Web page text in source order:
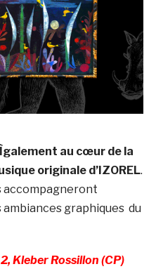
au cœur de la
originale d’IZOREL.
accompagneront
graphiques du
Kleber Rossillon (CP)